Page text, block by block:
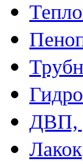
ДВП,